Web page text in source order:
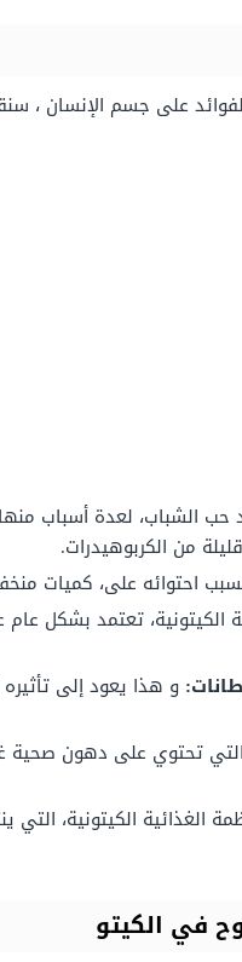
على جسم الإنسان ،
الشباب، لعدة أسباب
من الكربوهيدرات.
احتوائه على، كميات
الكيتونية، تعتمد بشكل
و هذا يعود إلى
التي تحتوي على دهون
الغذائية الكيتونية،
في الكيتو